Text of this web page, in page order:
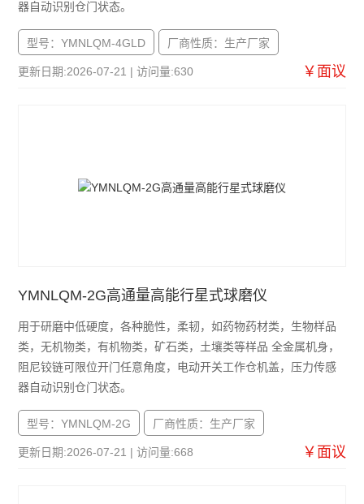
器自动识别仓门状态。
型号：YMNLQM-4GLD 厂商性质：生产厂家
更新日期:2026-07-21 | 访问量:630 ￥面议
YMNLQM-2G高通量高能行星式球磨仪
用于研磨中低硬度，各种脆性，柔韧，如药物药材类，生物样品
类，无机物类，有机物类，矿石类，土壤类等样品 全金属机身，
阻尼铰链可限位开门任意角度，电动开关工作仓机盖，压力传感
器自动识别仓门状态。
型号：YMNLQM-2G 厂商性质：生产厂家
更新日期:2026-07-21 | 访问量:668 ￥面议